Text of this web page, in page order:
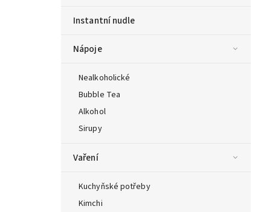
Instantní nudle
Nápoje
Nealkoholické
Bubble Tea
Alkohol
Sirupy
Vaření
Kuchyňské potřeby
Kimchi